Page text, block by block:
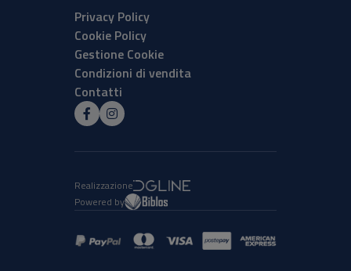
Privacy Policy
Cookie Policy
Gestione Cookie
Condizioni di vendita
Contatti
Realizzazione
Powered by